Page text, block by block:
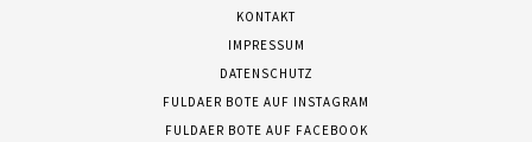
KONTAKT
IMPRESSUM
DATENSCHUTZ
FULDAER BOTE AUF INSTAGRAM
FULDAER BOTE AUF FACEBOOK